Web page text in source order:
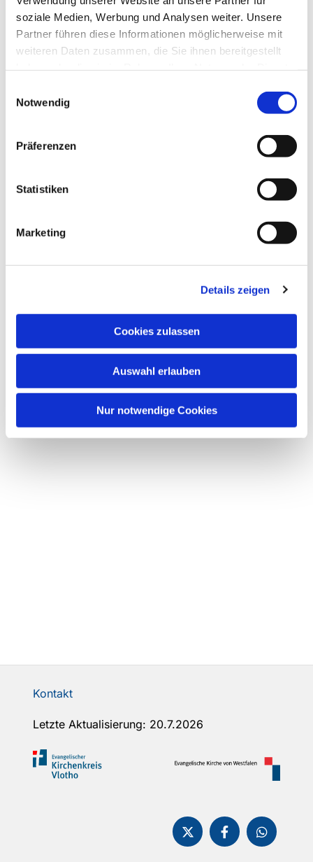
soziale Medien, Werbung und Analysen weiter. Unsere
Partner führen diese Informationen möglicherweise mit
weiteren Daten zusammen, die Sie ihnen bereitgestellt
Notwendig
Präferenzen
Statistiken
Marketing
Details zeigen
Cookies zulassen
Auswahl erlauben
Nur notwendige Cookies
interessieren
Kontakt
Letzte Aktualisierung: 20.7.2026